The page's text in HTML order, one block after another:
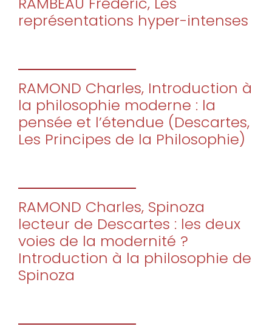
représentations hyper-intenses
RAMOND Charles, Introduction à
la philosophie moderne : la
pensée et l’étendue (Descartes,
Les Principes de la Philosophie)
RAMOND Charles, Spinoza
lecteur de Descartes : les deux
voies de la modernité ?
Introduction à la philosophie de
Spinoza